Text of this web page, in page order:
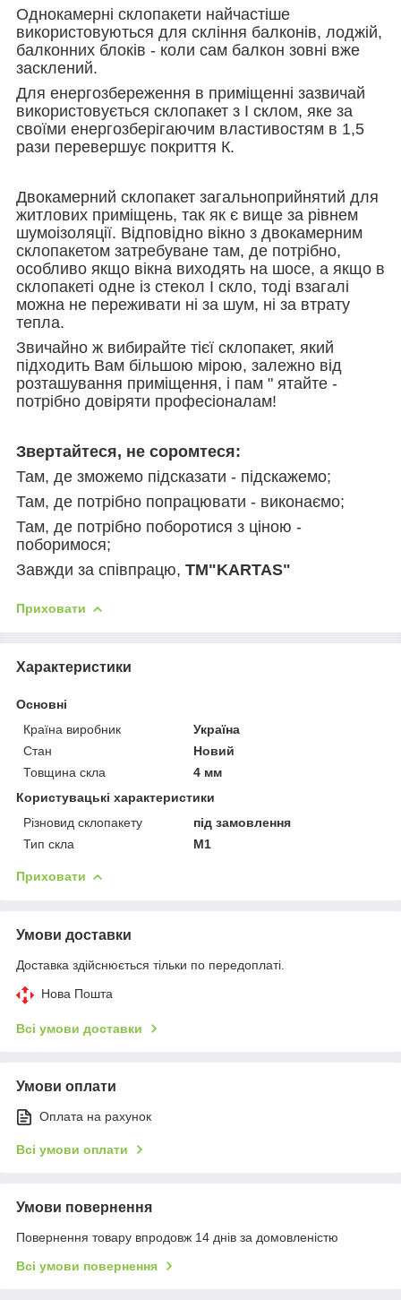
Однокамерні склопакети найчастіше
використовуються для скління балконів, лоджій,
балконних блоків - коли сам балкон зовні вже
засклений.
Для енергозбереження в приміщенні зазвичай
використовується склопакет з І склом, яке за
своїми енергозберігаючим властивостям в 1,5
рази перевершує покриття К.
Двокамерний склопакет загальноприйнятий для
житлових приміщень, так як є вище за рівнем
шумоізоляції. Відповідно вікно з двокамерним
склопакетом затребуване там, де потрібно,
особливо якщо вікна виходять на шосе, а якщо в
склопакеті одне із стекол І скло, тоді взагалі
можна не переживати ні за шум, ні за втрату
тепла.
Звичайно ж вибирайте тієї склопакет, який
підходить Вам більшою мірою, залежно від
розташування приміщення, і пам " ятайте -
потрібно довіряти професіоналам!
Звертайтеся, не соромтеся:
Там, де зможемо підсказати - підскажемо;
Там, де потрібно попрацювати - виконаємо;
Там, де потрібно поборотися з ціною -
поборимося;
Завжди за співпрацю, TM"KARTAS"
Приховати
Характеристики
Основні
Країна виробник
Україна
Стан
Новий
Товщина скла
4 мм
Користувацькі характеристики
Різновид склопакету
під замовлення
Тип скла
М1
Приховати
Умови доставки
Доставка здійснюється тільки по передоплаті.
Нова Пошта
Всі умови доставки
Умови оплати
Оплата на рахунок
Всі умови оплати
Умови повернення
Повернення товару впродовж 14 днів за домовленістю
Всі умови повернення